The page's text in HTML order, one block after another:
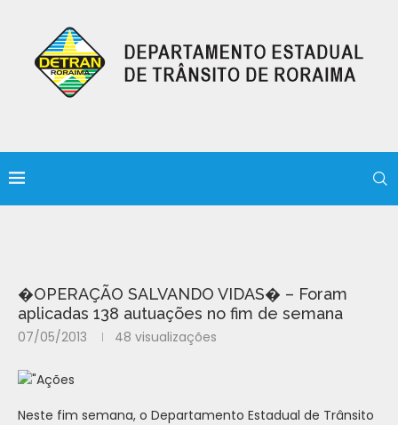
�OPERAÇÃO SALVANDO VIDAS� – Foram
aplicadas 138 autuações no fim de semana
07/05/2013 48 visualizações
Neste fim semana, o Departamento Estadual de Trânsito